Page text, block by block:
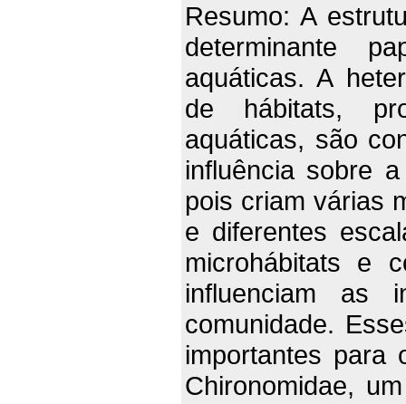
Resumo: A
determinante
aquáticas. A
de hábitats,
aquáticas, são
influência sobre
pois criam várias
e diferentes
microhábitats e
influenciam as
comunidade.
importantes para
Chironomidae,